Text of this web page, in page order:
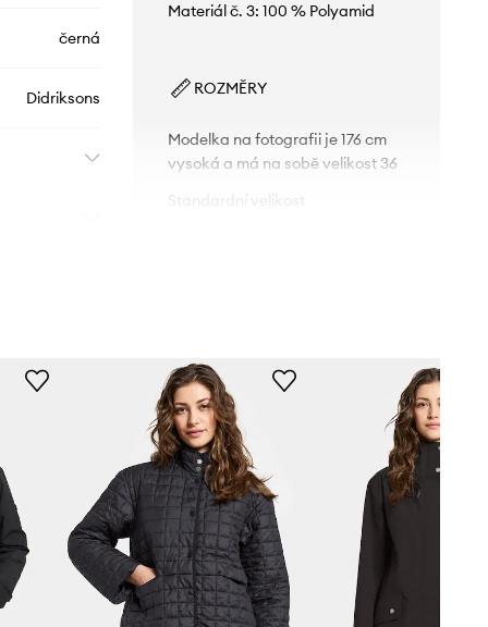
černá
Didriksons
Materiál č. 3: 100 % Polyamid
ROZMĚRY
Modelka na fotografii je 176 cm
vysoká a má na sobě velikost 36
Standardní velikost